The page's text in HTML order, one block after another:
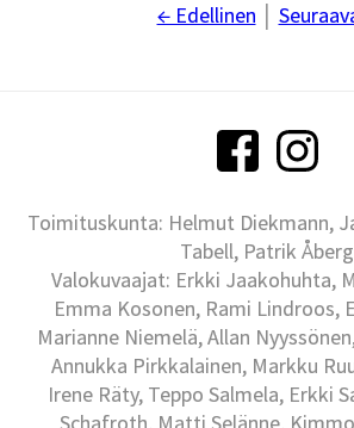
← Edellinen
Toimituskunta: Helmut Diekmann,
Tabell, Patrik Åberg
Valokuvaajat: Erkki Jaakohuhta,
Emma Kosonen, Rami Lindroos,
Marianne Niemelä, Allan
Annukka Pirkkalainen, Markku
Irene Räty, Teppo Salmela, Erkki